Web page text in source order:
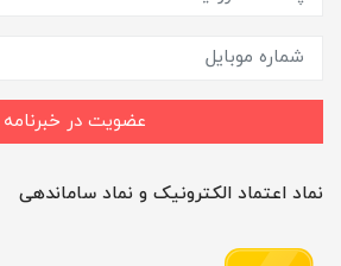
عضویت در خبرنامه
نماد اعتماد الکترونیک و نماد ساماندهی